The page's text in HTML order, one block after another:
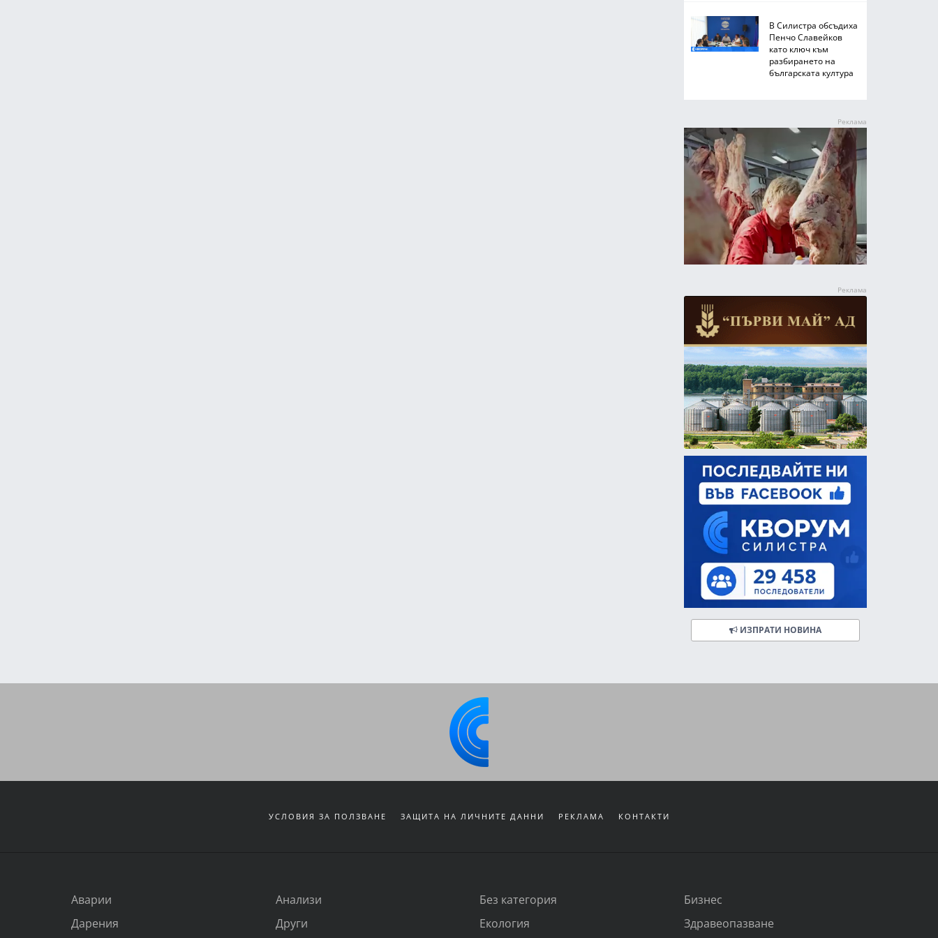
В Силистра обсъдиха
Пенчо Славейков
като ключ към
разбирането на
българската култура
ИЗПРАТИ НОВИНА
УСЛОВИЯ ЗА ПОЛЗВАНЕ ЗАЩИТА НА ЛИЧНИТЕ ДАННИ РЕКЛАМА КОНТАКТИ
Аварии Анализи Без категория
Бизнес
Дарения
Други Екология Здравеопазване